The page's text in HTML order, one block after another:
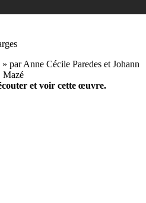
par Anne Cécile Paredes et Johann
Mazé
et voir cette œuvre.